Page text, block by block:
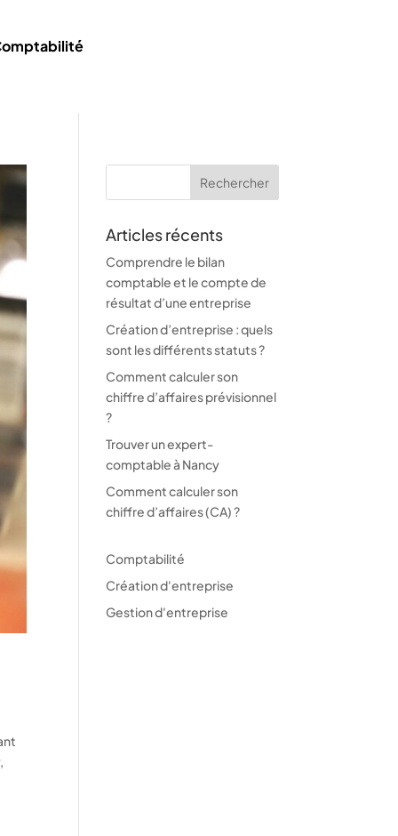
Articles récents
Comprendre le bilan
comptable et le compte de
résultat d’une entreprise
Création d’entreprise : quels
sont les différents statuts ?
Comment calculer son
chiffre d’affaires prévisionnel
?
Trouver un expert-
comptable à Nancy
Comment calculer son
chiffre d’affaires (CA) ?
Comptabilité
Création d'entreprise
Gestion d'entreprise